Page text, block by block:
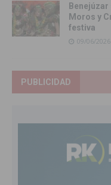
Benejúzar
Moros y
festiva
09/06/2026
PUBLICIDAD